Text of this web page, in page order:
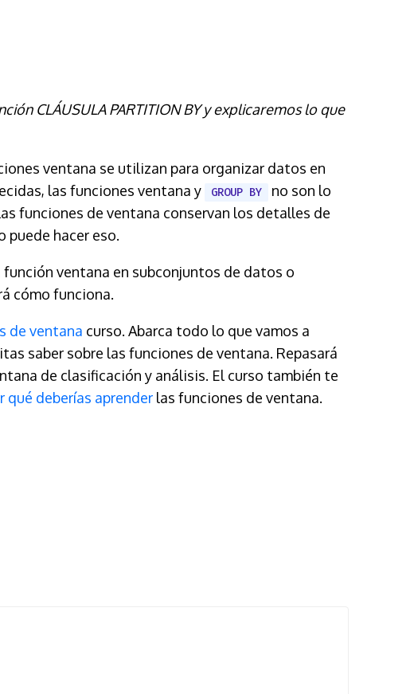
CLÁUSULA PARTITION BYy explicaremos lo que
ventana se utilizan para organizar datos en
las funciones ventana y
GROUP BY
no son lo
funciones de ventana conservan los detalles de
puede hacer eso.
ventana en subconjuntos de datos o
cómo funciona.
de ventana curso. Abarca todo lo que vamos a
saber sobre las funciones de ventana. Repasará
de clasificación y análisis. El curso también te
qué deberías aprender las funciones de ventana.